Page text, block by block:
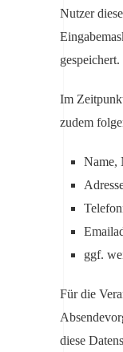
Nutzer
Im
zudem
Name,
ggf.
Für die
diese